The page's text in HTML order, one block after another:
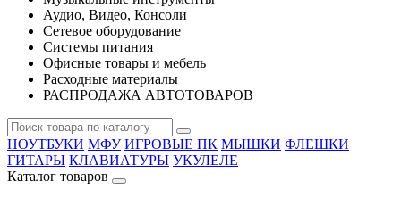
Аудио, Видео, Консоли
Сетевое оборудование
Системы питания
Офисные товары и мебель
Расходные материалы
РАСПРОДАЖА АВТОТОВАРОВ
НОУТБУКИ МФУ ИГРОВЫЕ ПК МЫШКИ ФЛЕШКИ
ГИТАРЫ КЛАВИАТУРЫ УКУЛЕЛЕ
Каталог товаров